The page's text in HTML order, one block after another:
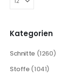
Kategorien
Schnitte (1260)
Stoffe (1041)